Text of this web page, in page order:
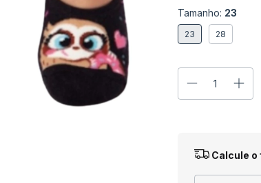
Tamanho: 23
23 28
Entregas para o
Calcule o